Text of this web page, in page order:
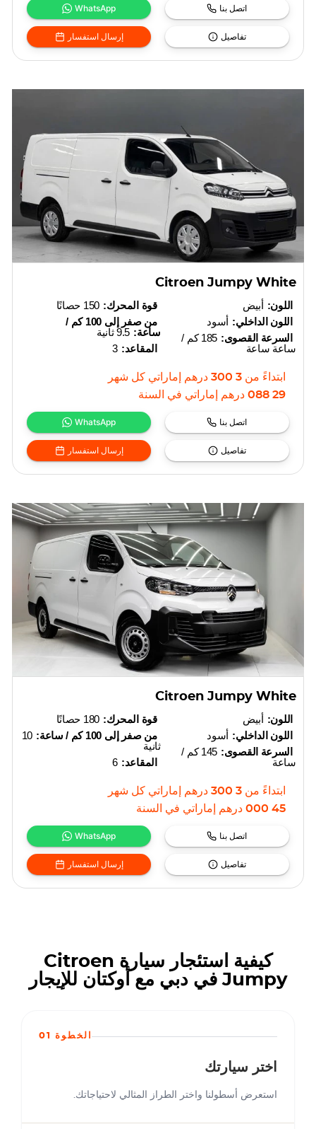
WhatsApp اتصل بنا
إرسال استفسار تفاصيل
Citroen Jumpy White
قوة المحرك: 150 حصانًا
من صفر إلى 100 كم /
ساعة: 9.5 ثانية
المقاعد: 3
اللون: أبيض
اللون الداخلي: أسود
السرعة القصوى:
185 كم /
ساعة ساعة
ابتداءً من 3 300 درهم إماراتي كل شهر
29 088
درهم إماراتي في السنة
WhatsApp اتصل بنا
إرسال استفسار تفاصيل
Citroen Jumpy White
قوة المحرك: 180 حصانًا
من صفر إلى 100 كم / ساعة:
10
ثانية
المقاعد: 6
اللون: أبيض
اللون الداخلي: أسود
السرعة القصوى:
145 كم /
ساعة
ابتداءً من 3 300 درهم إماراتي كل شهر
45 000
درهم إماراتي في السنة
WhatsApp اتصل بنا
إرسال استفسار تفاصيل
كيفية استئجار سيارة Citroen
Jumpy في دبي مع أوكتان للإيجار
الخطوة 01
اختر سيارتك
استعرض أسطولنا واختر الطراز المثالي لاحتياجاتك.